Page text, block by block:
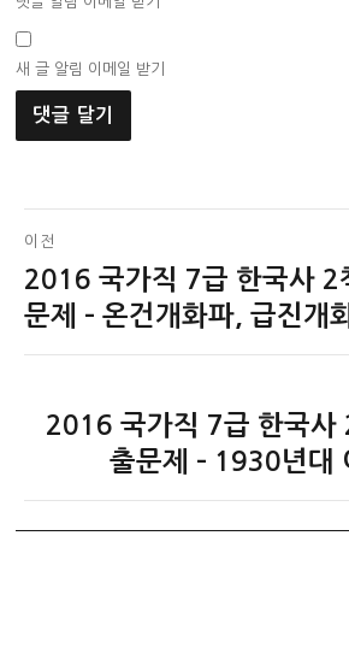
새 글 알림 이메일 받기
글
탐
색
이전
이
전
2016 국가직 7급 한국사 2
문제 – 온건개화파, 급진개
2016 국가직 7급 한국사
출문제 – 1930년대